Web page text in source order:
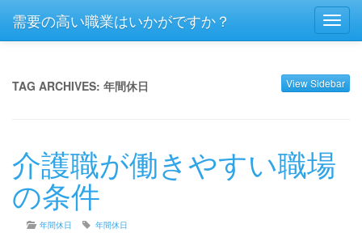
需要の高い職業はいかがですか？
View Sidebar
TAG ARCHIVES: 年間休日
介護職が働きやすい職場
の条件
年間休日 年間休日